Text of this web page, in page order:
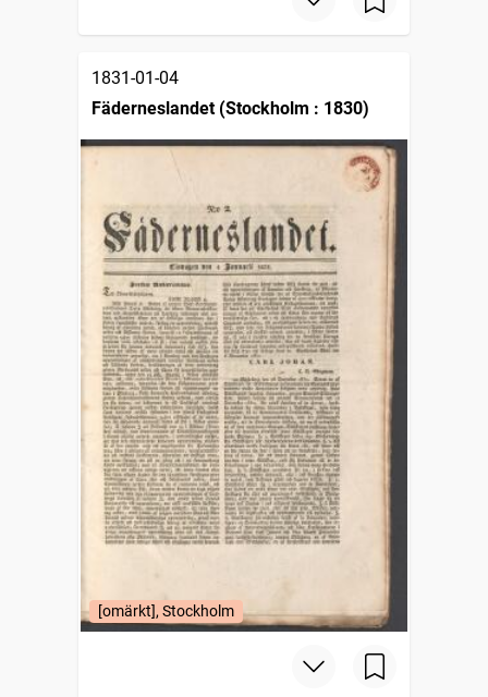
1831-01-04
Fäderneslandet (Stockholm : 1830)
[omärkt], Stockholm